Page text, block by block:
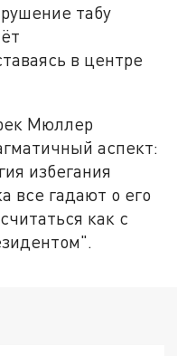
табу
в центре
Мюллер
аспект:
избегания
все гадают о его
как с